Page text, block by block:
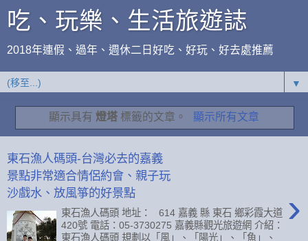
吃、玩樂、生活旅遊誌
2018年連假、過年、週休二日好吃、好玩、好去處推薦
▼
顯示具有 燈塔標籤的文章。 顯示所有文章
東石漁人碼頭-台灣必去的嘉義
景點非常適合情侶約會、親子玩
沙戲水、放風箏的好景點
›
東石漁人碼頭 地址： 614 嘉義 縣 東石 鄉彩霞大道
420號 電話：05-3730275 嘉義縣觀光旅遊網 介紹：
東石漁人碼頭 規劃以「風」、「陽光」、「魚」、